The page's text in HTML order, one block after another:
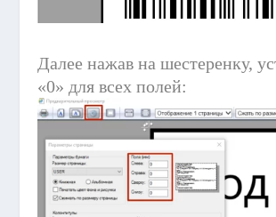
Далее нажав на шестеренку,
«0» для всех полей: